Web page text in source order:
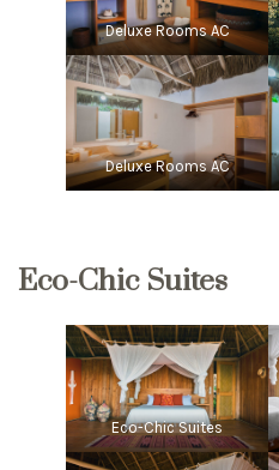
Deluxe Rooms AC
Deluxe Rooms AC
Eco-Chic Suites
Eco-Chic Suites